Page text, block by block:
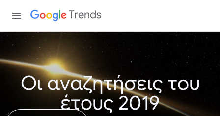
Trends
Οι αναζητήσεις του
έτους 2019